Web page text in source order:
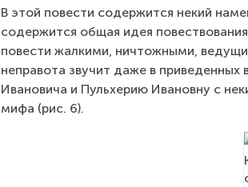
В этой повести содержится некий
содержится общая идея
повести жалкими, ничтожными,
неправота звучит даже в приведенных
Ивановича и Пульхерию Ивановну с
мифа (рис. 6).